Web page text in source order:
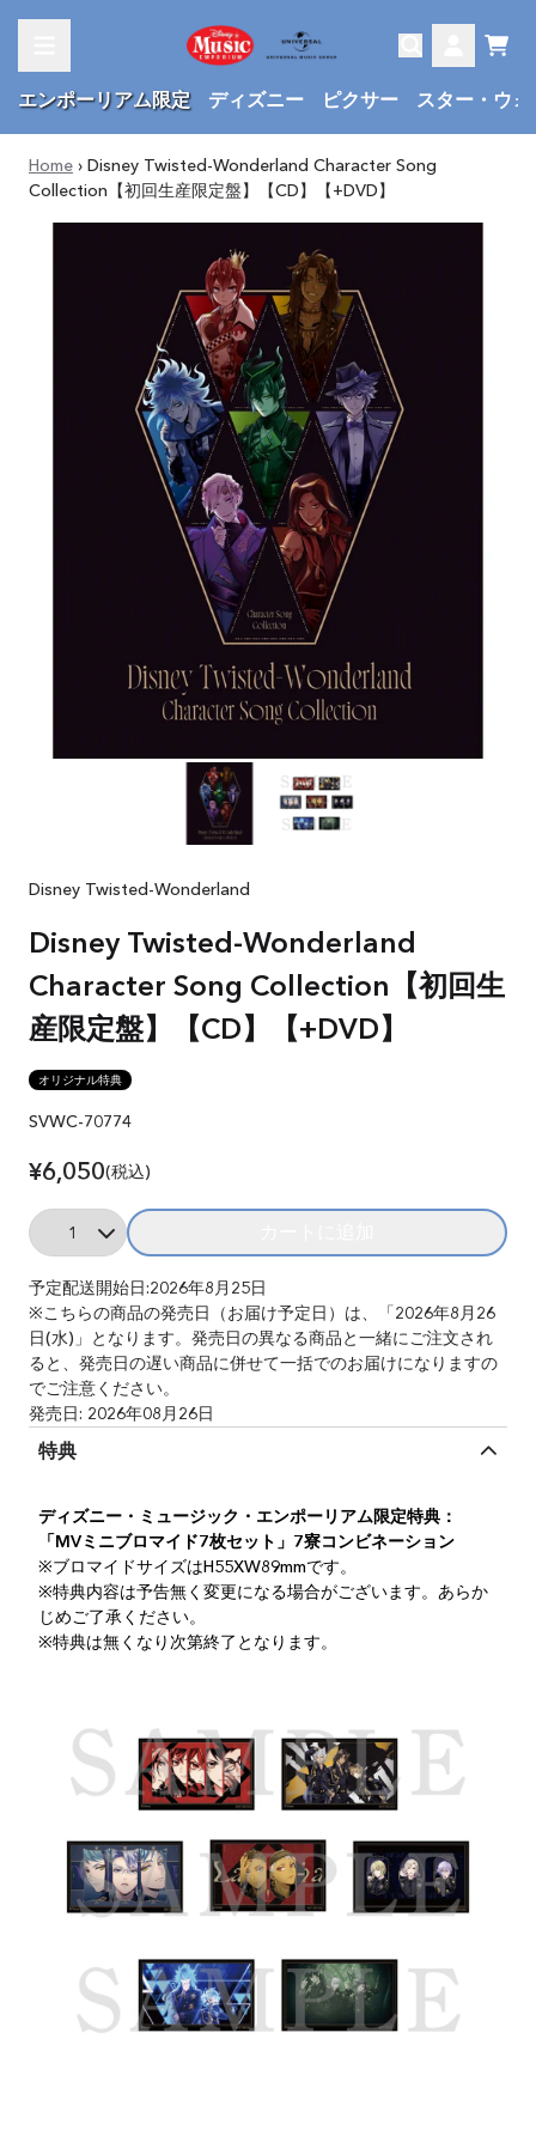
Account
Cart
エンポーリアム限定
ディズニー ピクサー スター・ウォ
Home › Disney Twisted-Wonderland Character Song
Collection【初回生産限定盤】【CD】【+DVD】
Disney Twisted-Wonderland
Disney Twisted-Wonderland
Character Song Collection【初回生
産限定盤】【CD】【+DVD】
オリジナル特典
SVWC-70774
¥6,050(税込)
Quantity
Add Disney Twisted-
予定配送開始日:2026年8月25日
※こちらの商品の発売日（お届け予定日）は、「2026年8月26
日(水)」となります。発売日の異なる商品と一緒にご注文され
ると、発売日の遅い商品に併せて一括でのお届けになりますの
でご注意ください。
発売日: 2026年08月26日
特典
ディズニー・ミュージック・エンポーリアム限定特典：
「MVミニブロマイド7枚セット」7寮コンビネーション
※ブロマイドサイズはH55XW89mmです。
※特典内容は予告無く変更になる場合がございます。あらか
じめご了承ください。
※特典は無くなり次第終了となります。